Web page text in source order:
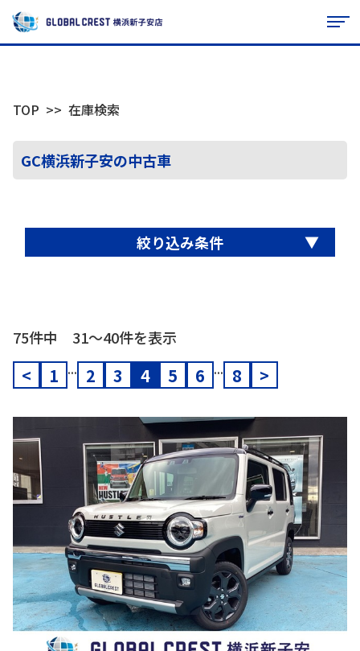
TOP 在庫検索
GC横浜新子安の中古車
絞り込み条件 ▼
75件中 31〜40件を表示
< 1 ... 2 3 4 5 6 ... 8 >